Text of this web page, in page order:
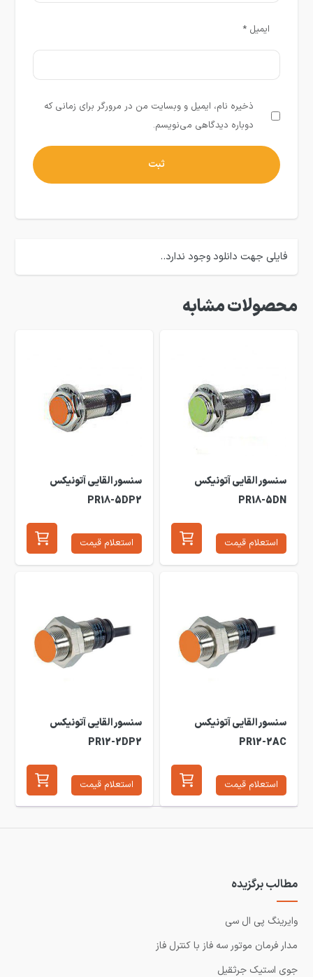
ایمیل*
ذخیره نام، ایمیل و وبسایت من در مرورگر برای زمانی که
دوباره دیدگاهی می‌نویسم.
فایلی جهت دانلود وجود ندارد..
محصولات مشابه
سنسور القایی آتونیکس
PR18-5DN
استعلام قیمت
سنسور القایی آتونیکس
PR18-5DP2
استعلام قیمت
سنسور القایی آتونیکس
PR12-2AC
استعلام قیمت
سنسور القایی آتونیکس
PR12-2DP2
استعلام قیمت
مطالب برگزیده
وایرینگ پی ال سی
مدار فرمان موتور سه فاز با کنترل فاز
جوی استیک جرثقیل